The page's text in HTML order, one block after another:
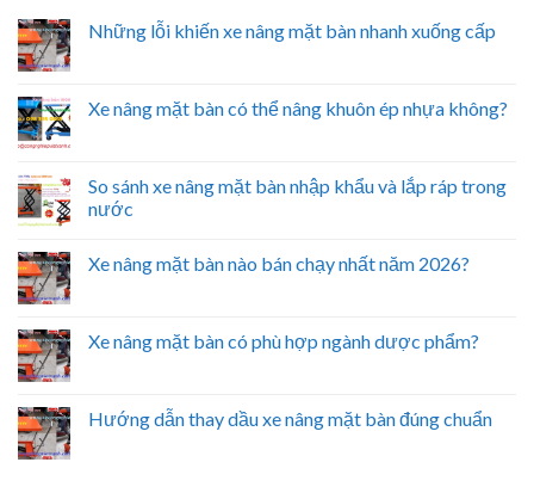
Những lỗi khiến xe nâng mặt bàn nhanh xuống cấp
Xe nâng mặt bàn có thể nâng khuôn ép nhựa không?
So sánh xe nâng mặt bàn nhập khẩu và lắp ráp trong
nước
Xe nâng mặt bàn nào bán chạy nhất năm 2026?
Xe nâng mặt bàn có phù hợp ngành dược phẩm?
Hướng dẫn thay dầu xe nâng mặt bàn đúng chuẩn